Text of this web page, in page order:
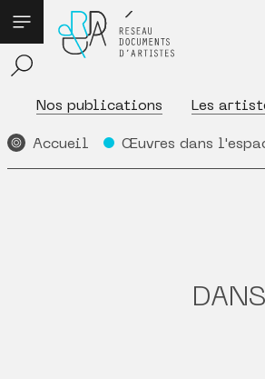
Nos publications Les
Accueil Œuvres dans